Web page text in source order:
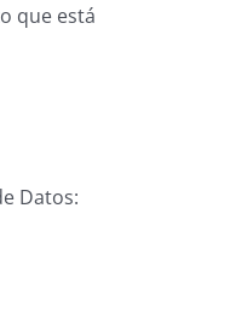
que está
Datos: